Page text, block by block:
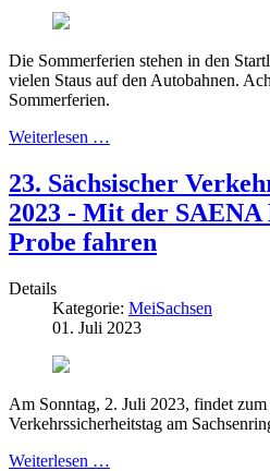
Die Sommerferien stehen in den
vielen Staus auf den Autobahnen.
Sommerferien.
Weiterlesen …
23. Sächsischer
2023 - Mit der SAENA
Probe fahren
Details
Kategorie: MeiSachsen
01. Juli 2023
Am Sonntag, 2. Juli 2023, findet
Verkehrssicherheitstag am
Weiterlesen …